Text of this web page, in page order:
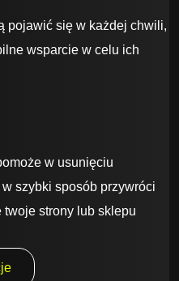
pojawić się w każdej chwili,
wsparcie w celu ich
w usunięciu
szybki sposób przywróci
strony lub sklepu